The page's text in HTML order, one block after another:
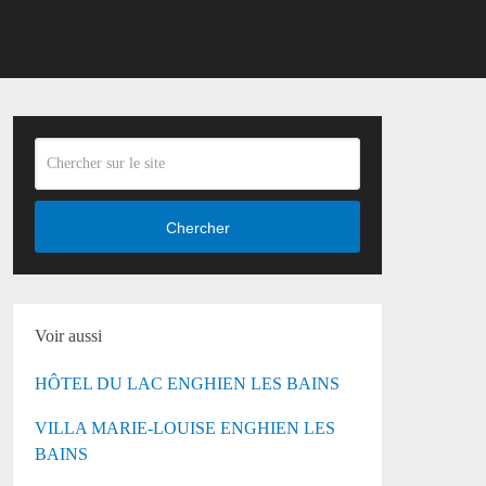
Chercher
Voir aussi
HÔTEL DU LAC ENGHIEN LES BAINS
VILLA MARIE-LOUISE ENGHIEN LES
BAINS